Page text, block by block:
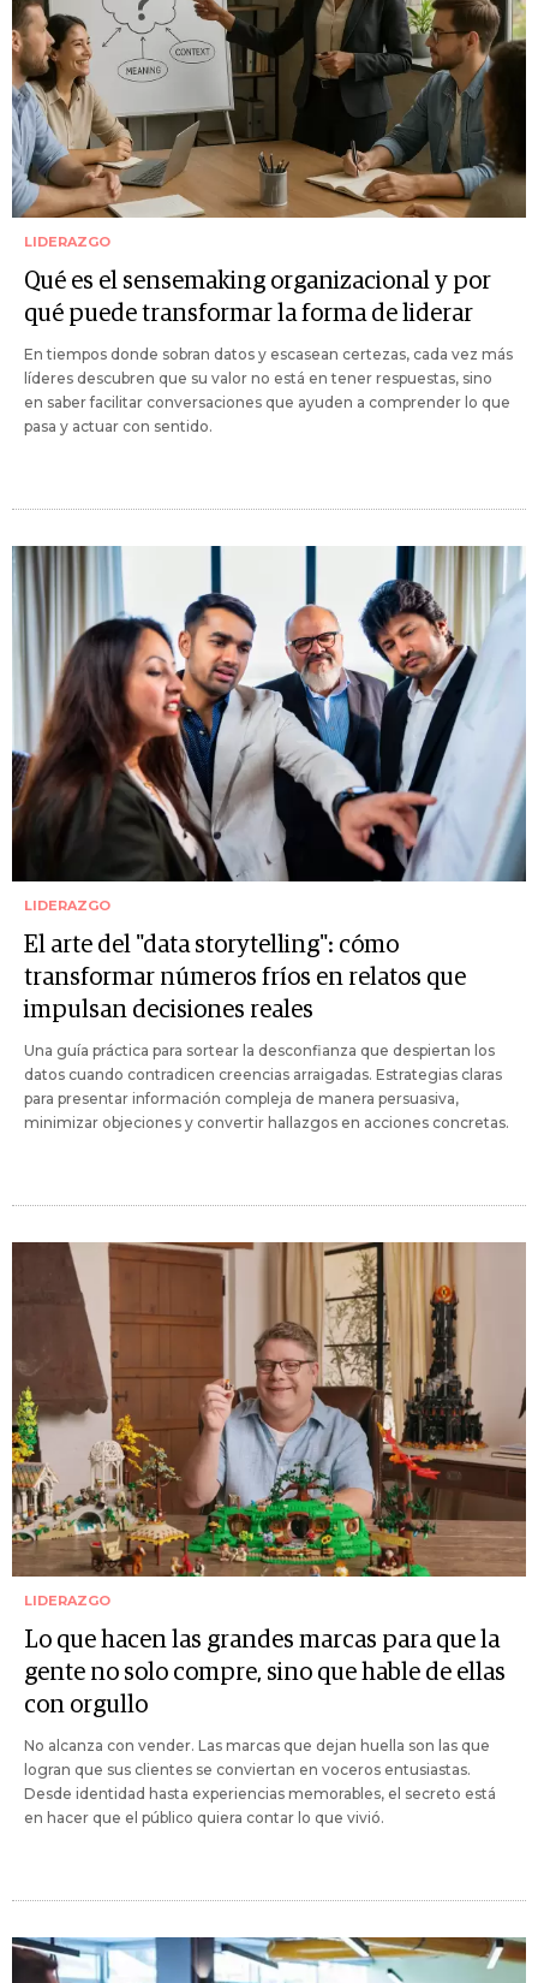
LIDERAZGO
Qué es el sensemaking organizacional y por
qué puede transformar la forma de liderar
En tiempos donde sobran datos y escasean certezas, cada vez más
líderes descubren que su valor no está en tener respuestas, sino
en saber facilitar conversaciones que ayuden a comprender lo que
pasa y actuar con sentido.
LIDERAZGO
El arte del "data storytelling": cómo
transformar números fríos en relatos que
impulsan decisiones reales
Una guía práctica para sortear la desconfianza que despiertan los
datos cuando contradicen creencias arraigadas. Estrategias claras
para presentar información compleja de manera persuasiva,
minimizar objeciones y convertir hallazgos en acciones concretas.
LIDERAZGO
Lo que hacen las grandes marcas para que la
gente no solo compre, sino que hable de ellas
con orgullo
No alcanza con vender. Las marcas que dejan huella son las que
logran que sus clientes se conviertan en voceros entusiastas.
Desde identidad hasta experiencias memorables, el secreto está
en hacer que el público quiera contar lo que vivió.